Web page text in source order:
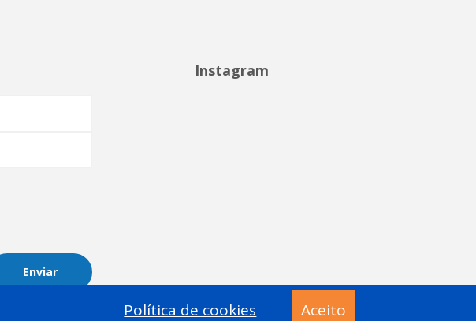
Política de cookies Aceito
Enviar
Instagram